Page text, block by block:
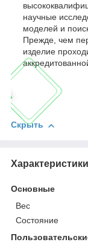
научные
моделей и
Прежде, чем
изделие
Скрыть
Характеристики
Основные
Вес
Состояние